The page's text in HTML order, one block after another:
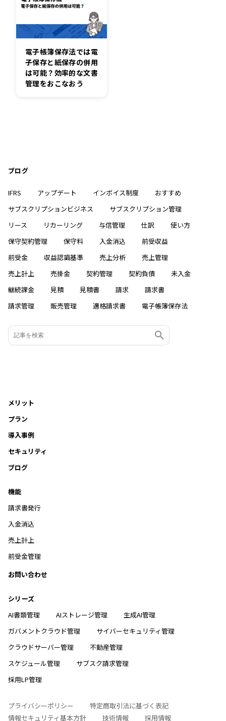
電子帳簿保存法では電
子保存と紙保存の併用
は可能？効率的な文書
管理をおこなおう
ブログ
IFRS アップデート インボイス制度
おすすめ
サブスクリプションビジネス
サブスクリプション管理
リース
リカーリング 与信管理 仕訳
使い方
保守契約管理
保守料 入金消込
前受収益
前受金
収益認識基準 売上分析
売上管理
売上計上
売掛金 契約管理 契約負債
未入金
継続課金
見積 見積書 請求
請求書
請求管理
販売管理 適格請求書 電子帳簿保存法
メリット
プラン
導入事例
セキュリティ
ブログ
機能
請求書発行
入金消込
売上計上
前受金管理
お問い合わせ
シリーズ
AI書類管理
AIストレージ管理
生成AI管理
ガバメントクラウド管理
サイバーセキュリティ管理
クラウドサーバー管理
不動産管理
スケジュール管理
サブスク請求管理
採用LP管理
プライバシーポリシー
特定商取引法に基づく表記
情報セキュリティ基本方針
技術情報 採用情報